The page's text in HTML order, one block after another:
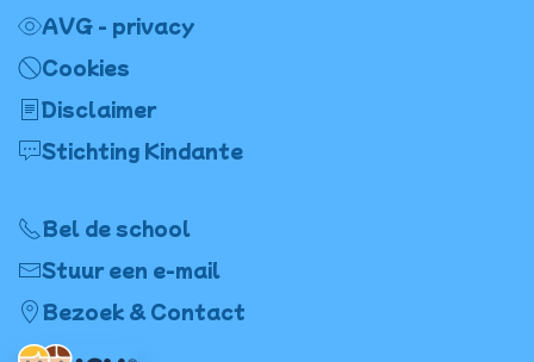
AVG - privacy
Cookies
Disclaimer
Stichting Kindante
Bel de school
Stuur een e-mail
Bezoek & Contact